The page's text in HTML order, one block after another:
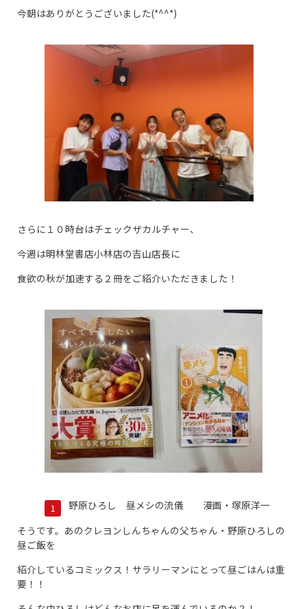
今朝はありがとうございました(*^^*)
さらに１０時台はチェックザカルチャー、
今週は明林堂書店小林店の吉山店長に
食欲の秋が加速する２冊をご紹介いただきました！
野原ひろし 昼メシの流儀 漫画・塚原洋一
そうです。あのクレヨンしんちゃんの父ちゃん・野原ひろしの
昼ご飯を
紹介しているコミックス！サラリーマンにとって昼ごはんは重
要！！